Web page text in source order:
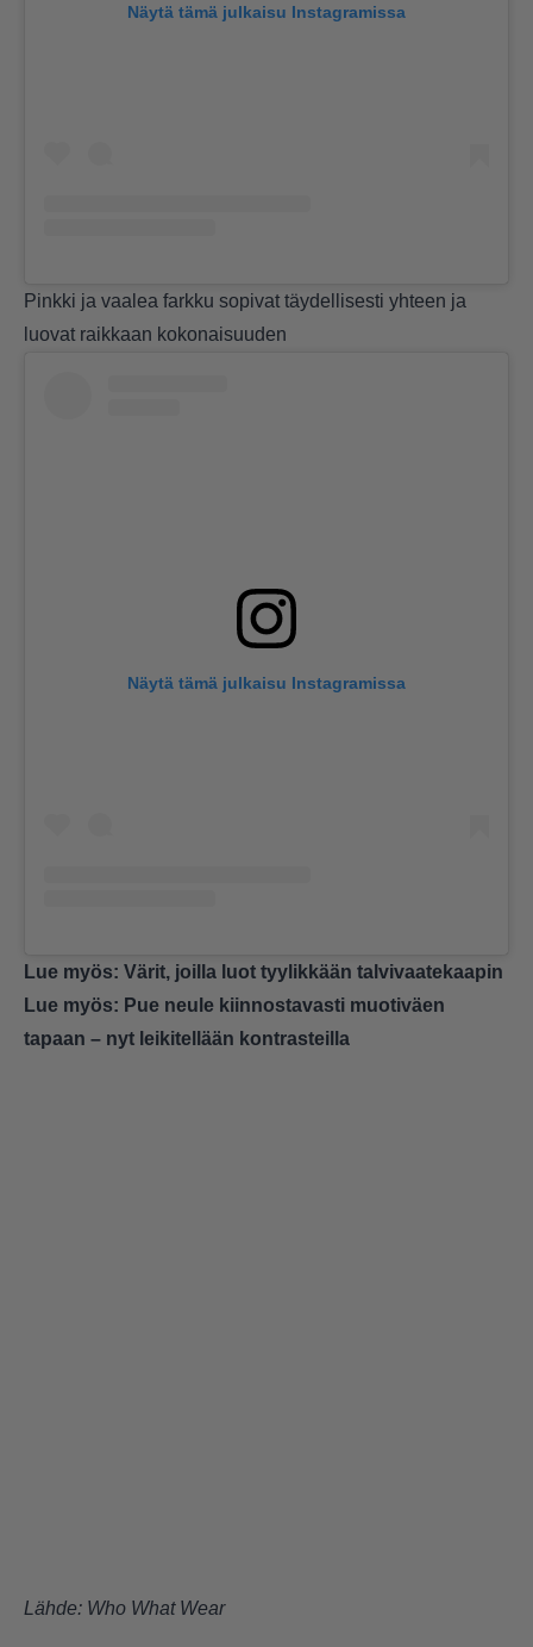
Näytä tämä julkaisu Instagramissa
Pinkki ja vaalea farkku sopivat täydellisesti yhteen ja
luovat raikkaan kokonaisuuden
Näytä tämä julkaisu Instagramissa
Lue myös: Värit, joilla luot tyylikkään talvivaatekaapin
Lue myös: Pue neule kiinnostavasti muotiväen
tapaan – nyt leikitellään kontrasteilla
Lähde: Who What Wear